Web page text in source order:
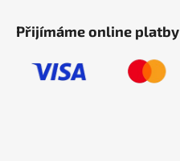
Přijímáme online platby